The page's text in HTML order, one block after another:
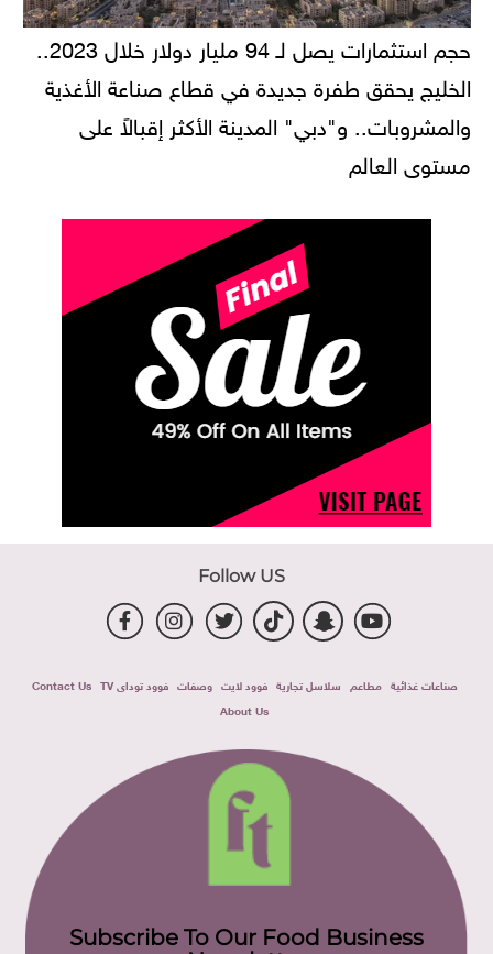
حجم استثمارات يصل لـ 94 مليار دولار خلال 2023..
الخليج يحقق طفرة جديدة في قطاع صناعة الأغذية
والمشروبات.. و"دبي" المدينة الأكثر إقبالاً على
مستوى العالم
Follow US
صناعات غذائية مطاعم سلاسل تجارية فوود لايت وصفات فوود توداى TV
Contact Us
About Us
Subscribe To Our Food Business